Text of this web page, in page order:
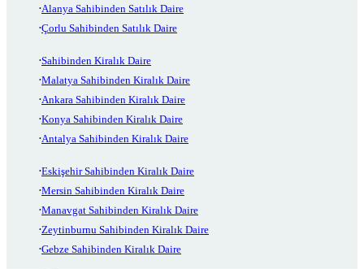
Alanya Sahibinden Satılık Daire
Çorlu Sahibinden Satılık Daire
Sahibinden Kiralık Daire
Malatya Sahibinden Kiralık Daire
Ankara Sahibinden Kiralık Daire
Konya Sahibinden Kiralık Daire
Antalya Sahibinden Kiralık Daire
Eskişehir Sahibinden Kiralık Daire
Mersin Sahibinden Kiralık Daire
Manavgat Sahibinden Kiralık Daire
Zeytinburnu Sahibinden Kiralık Daire
Gebze Sahibinden Kiralık Daire